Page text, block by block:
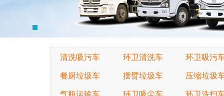
清洗吸污车 环卫清洗车 环卫吸污
餐厨垃圾车 摆臂垃圾车 压缩垃圾
气瓶运输车 环卫吸尘车 环卫洗扫